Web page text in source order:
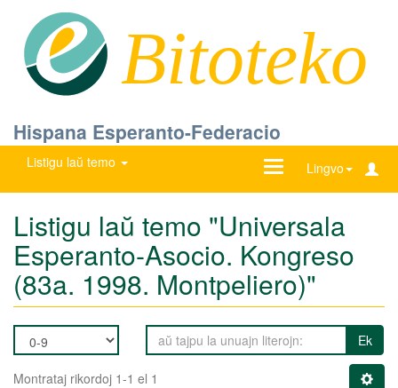
Bitoteko
Hispana Esperanto-Federacio
Listigu laŭ temo Lingvo
Ŝanĝu
Listigu laŭ temo "Universala
Esperanto-Asocio. Kongreso
(83a. 1998. Montpeliero)"
Ek
Montrataj rikordoj 1-1 el 1